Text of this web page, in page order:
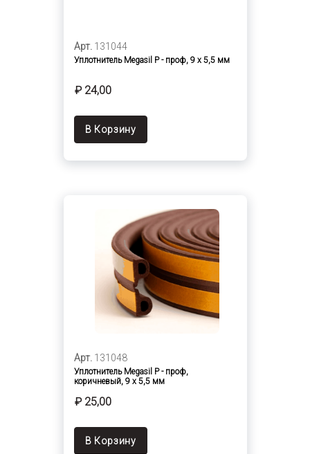
Арт. 131044
Уплотнитель Megasil Р - проф, 9 х 5,5 мм
₽ 24,00
В Корзину
Арт. 131048
Уплотнитель Megasil Р - проф,
коричневый, 9 х 5,5 мм
₽ 25,00
В Корзину